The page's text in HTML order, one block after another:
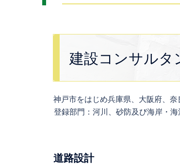
建設コンサルタ
神戸市をはじめ兵庫県、大阪府、
登録部門：河川、砂防及び海岸・海
道路設計